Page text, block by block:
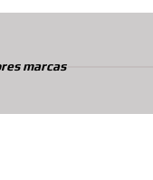
marcas